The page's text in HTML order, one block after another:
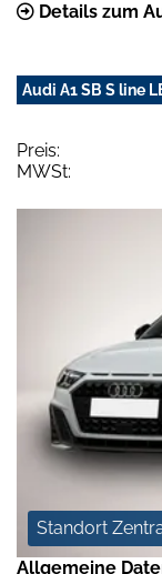
Details zum
Audi A1 SB S line
Preis:
MWSt:
Standort
Allgemeine